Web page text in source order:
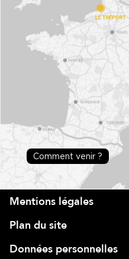
Comment venir ?
Mentions légales
Plan du site
Données personnelles